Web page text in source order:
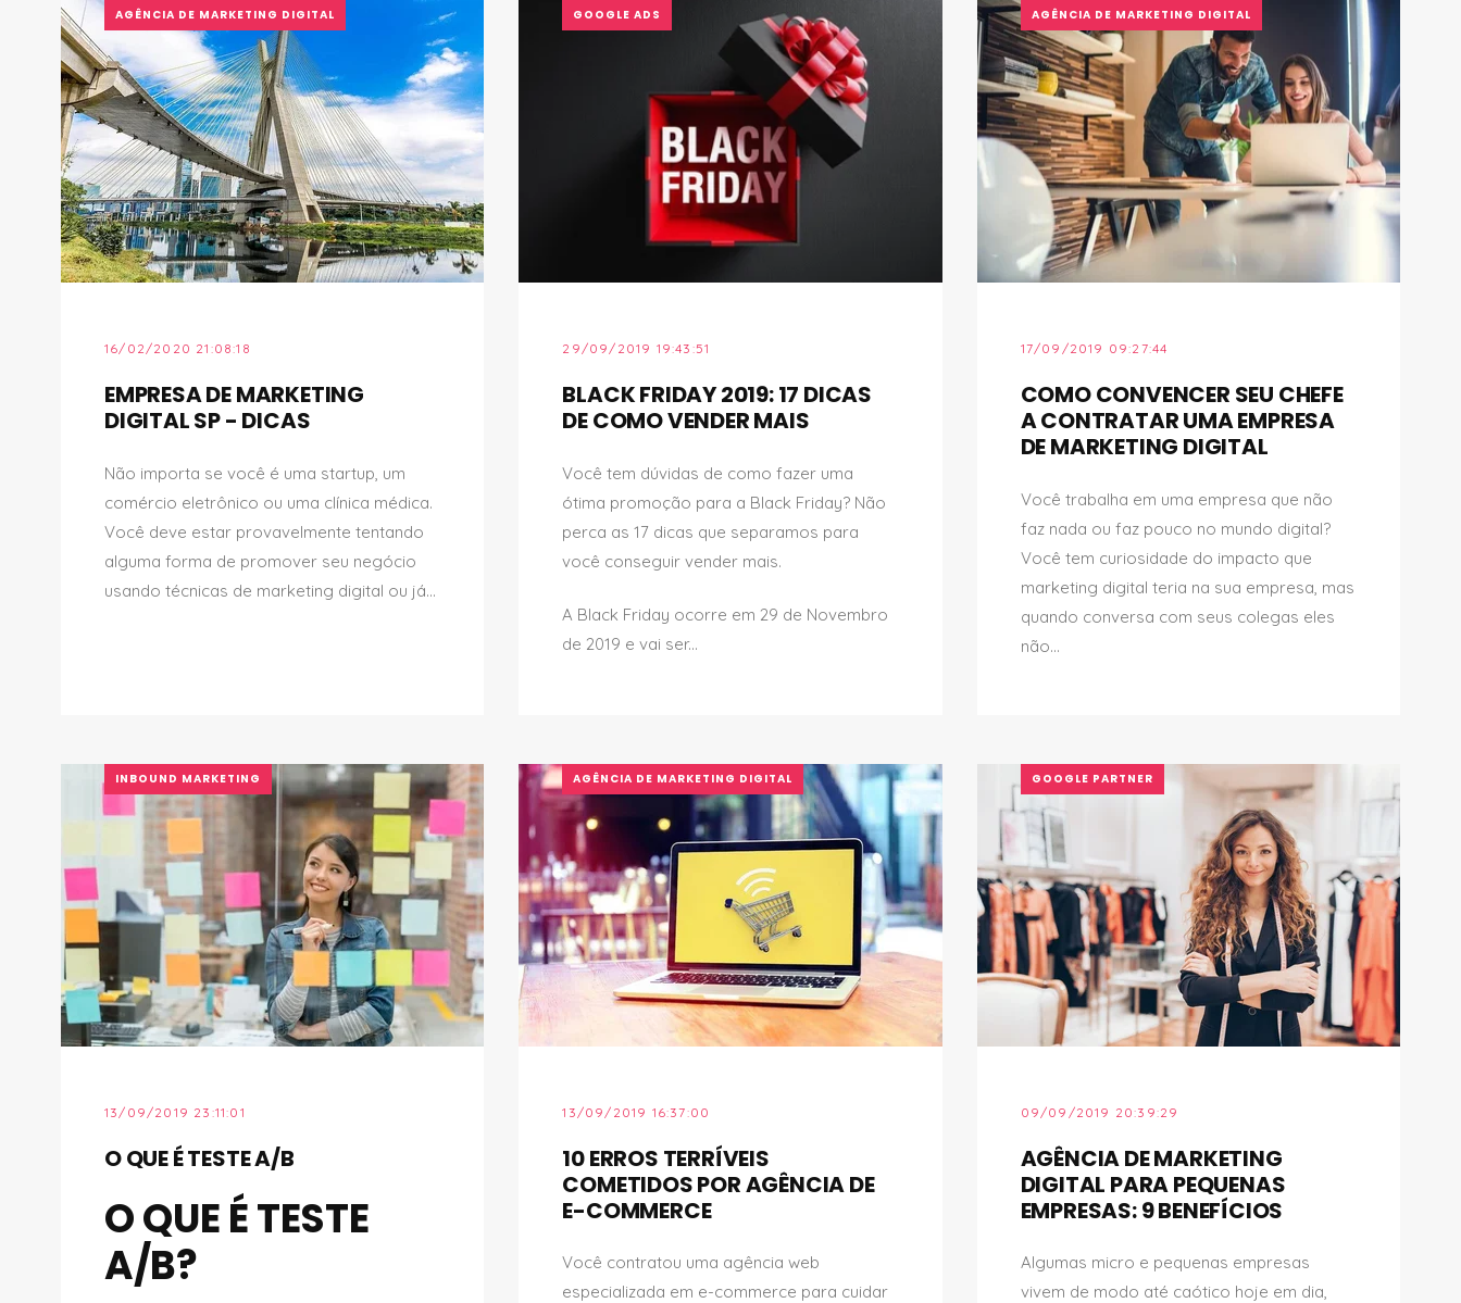
AGÊNCIA DE MARKETING DIGITAL
16/02/2020 21:08:18
EMPRESA DE MARKETING
DIGITAL SP - DICAS
Não importa se você é uma startup, um
comércio eletrônico ou uma clínica médica.
Você deve estar provavelmente tentando
alguma forma de promover seu negócio
usando técnicas de marketing digital ou já...
GOOGLE ADS
29/09/2019 19:43:51
BLACK FRIDAY 2019: 17 DICAS
DE COMO VENDER MAIS
Você tem dúvidas de como fazer uma
ótima promoção para a Black Friday? Não
perca as 17 dicas que separamos para
você conseguir vender mais.
A Black Friday ocorre em 29 de Novembro
de 2019 e vai ser...
AGÊNCIA DE MARKETING DIGITAL
17/09/2019 09:27:44
COMO CONVENCER SEU CHEFE
A CONTRATAR UMA EMPRESA
DE MARKETING DIGITAL
Você trabalha em uma empresa que não
faz nada ou faz pouco no mundo digital?
Você tem curiosidade do impacto que
marketing digital teria na sua empresa, mas
quando conversa com seus colegas eles
não...
INBOUND MARKETING
13/09/2019 23:11:01
O QUE É TESTE A/B
O QUE É TESTE
A/B?
AGÊNCIA DE MARKETING DIGITAL
13/09/2019 16:37:00
10 ERROS TERRÍVEIS
COMETIDOS POR AGÊNCIA DE
E-COMMERCE
Você contratou uma agência web
especializada em e-commerce para cuidar
GOOGLE PARTNER
09/09/2019 20:39:29
AGÊNCIA DE MARKETING
DIGITAL PARA PEQUENAS
EMPRESAS: 9 BENEFÍCIOS
Algumas micro e pequenas empresas
vivem de modo até caótico hoje em dia,